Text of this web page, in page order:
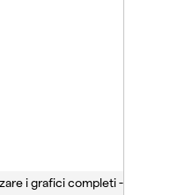
i grafici completi -